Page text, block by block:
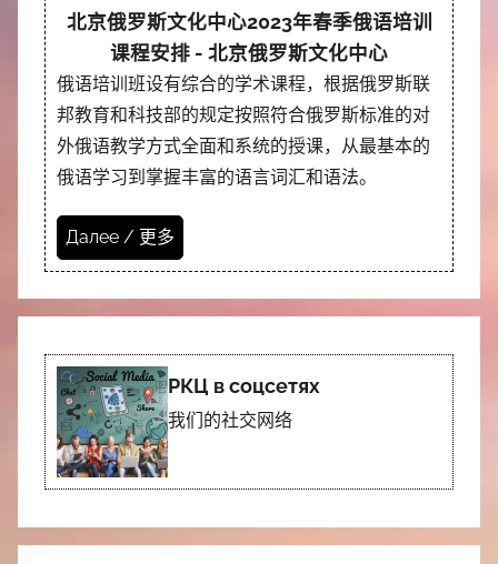
北京俄罗斯文化中心2023年春季俄语培训
课程安排 - 北京俄罗斯文化中心
俄语培训班设有综合的学术课程，根据俄罗斯联
邦教育和科技部的规定按照符合俄罗斯标准的对
外俄语教学方式全面和系统的授课，从最基本的
俄语学习到掌握丰富的语言词汇和语法。
Далее / 更多
РКЦ в соцсетях
我们的社交网络